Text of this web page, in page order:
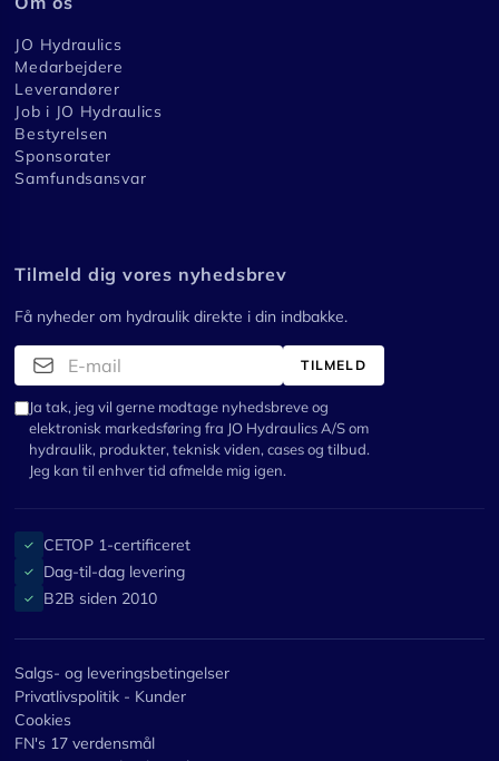
JO Hydraulics
Medarbejdere
Leverandører
Job i JO Hydraulics
Bestyrelsen
Sponsorater
Samfundsansvar
Tilmeld dig vores nyhedsbrev
Få nyheder om hydraulik direkte i din indbakke.
TILMELD
Ja tak, jeg vil gerne modtage nyhedsbreve og
elektronisk markedsføring fra JO Hydraulics A/S om
hydraulik, produkter, teknisk viden, cases og tilbud.
Jeg kan til enhver tid afmelde mig igen.
✓ CETOP 1-certificeret
✓ Dag-til-dag levering
✓ B2B siden 2010
Salgs- og leveringsbetingelser
Privatlivspolitik - Kunder
Cookies
FN's 17 verdensmål